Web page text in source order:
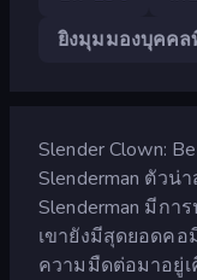
ยิงมุมมองบุคคล
Slender Clown:
Slenderman ตัว
Slenderman มีก
เขายังมีสุดยอดคอ
ความมืดต่อมาอยู่เ